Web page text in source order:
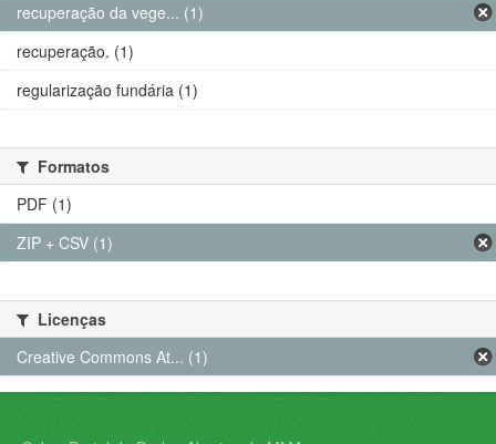
recuperação da vege... (1)
recuperação. (1)
regularização fundária (1)
Formatos
PDF (1)
ZIP + CSV (1)
Licenças
Creative Commons At... (1)